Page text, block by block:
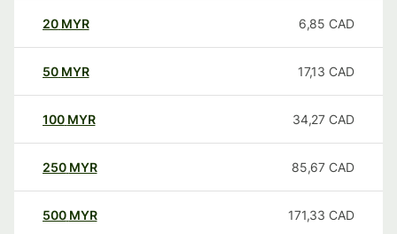
20 MYR 6,85 CAD
50 MYR 17,13 CAD
100 MYR 34,27 CAD
250 MYR 85,67 CAD
500 MYR 171,33 CAD